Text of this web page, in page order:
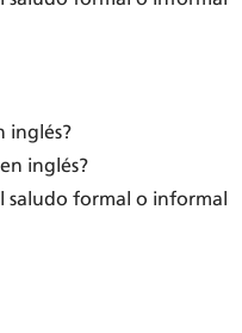
inglés?
inglés?
saludo formal o informal